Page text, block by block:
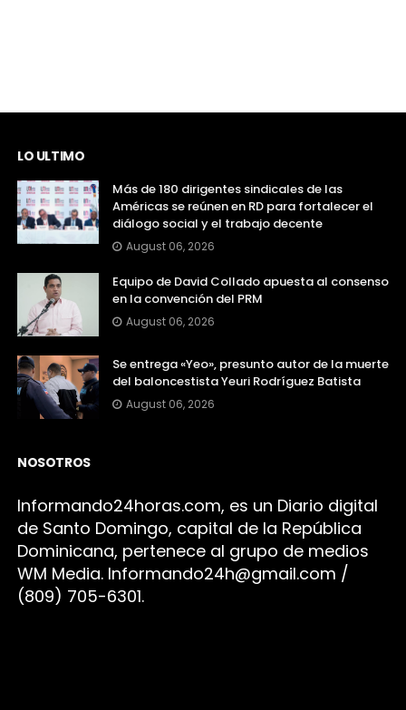
LO ULTIMO
Más de 180 dirigentes sindicales de las
Américas se reúnen en RD para fortalecer el
diálogo social y el trabajo decente
August 06, 2026
Equipo de David Collado apuesta al consenso
en la convención del PRM
August 06, 2026
Se entrega «Yeo», presunto autor de la muerte
del baloncestista Yeuri Rodríguez Batista
August 06, 2026
NOSOTROS
Informando24horas.com, es un Diario digital
de Santo Domingo, capital de la República
Dominicana, pertenece al grupo de medios
WM Media. Informando24h@gmail.com /
(809) 705-6301.